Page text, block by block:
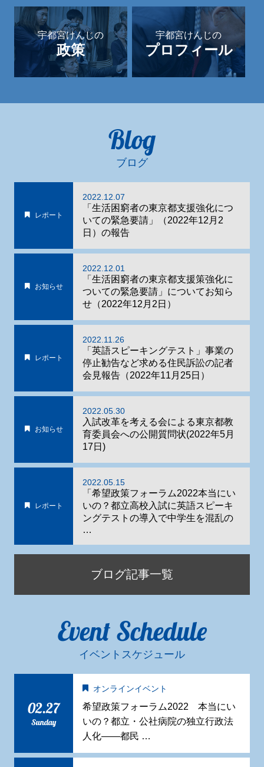
宇都宮けんじの
政策
宇都宮けんじの
プロフィール
Blog
ブログ
レポート
2022.12.07
「生活困窮者の東京都支援強化につ
いての緊急要請」（2022年12月2
日）の報告
お知らせ
2022.12.01
「生活困窮者の東京都支援策強化に
ついての緊急要請」についてお知ら
せ（2022年12月2日）
レポート
2022.11.26
「英語スピーキングテスト」事業の
停止勧告など求める住民訴訟の記者
会見報告（2022年11月25日）
お知らせ
2022.05.30
入試改革を考える会による東京都教
育委員会への公開質問状(2022年5月
17日)
レポート
2022.05.15
「希望政策フォーラム2022本当にい
いの？都立高校入試に英語スピーキ
ングテストの導入で中学生を混乱の
…
ブログ記事一覧
Event Schedule
イベントスケジュール
02.27
Sunday
オンラインイベント
希望政策フォーラム2022 本当にい
いの？都立・公社病院の独立行政法
人化——都民 …